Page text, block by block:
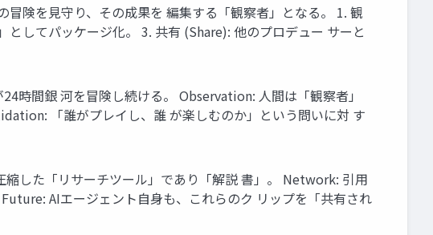
険を見守り、その成果を 編集する「観察者」となる。 1. 観
してパッケージ化。 3. 共有 (Share): 他のプロデュー サーと
時間銀 河を冒険し続ける。 Observation: 人間は「観察者」
「誰がプレイし、誰 が楽しむのか」という問いに対 す
した「リサーチツール」であり「解説 書」。 Network: 引用
AIエージェント自身も、これらのク リップを「共有され